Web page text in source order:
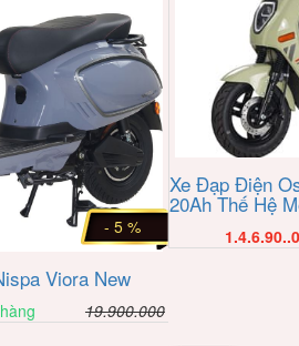
Viora New
19.900.000
- 5 %
Xe Đạp Điện
20Ah Thế Hệ